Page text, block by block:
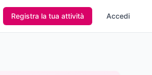
Registra la tua attività Accedi